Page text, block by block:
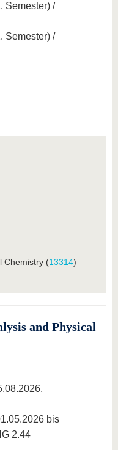
Semester) /
Semester) /
Chemistry (13314)
and Physical
bis
2.44